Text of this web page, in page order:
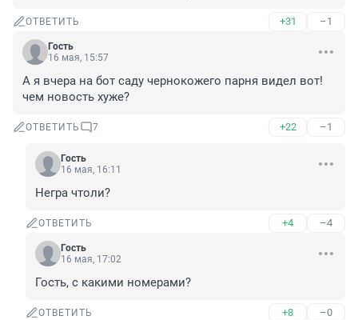
ОТВЕТИТЬ +31 –1
Гость
16 мая, 15:57
А я вчера на бот саду чернокожего парня видел вот!
чем новость хуже?
ОТВЕТИТЬ 7 +22 –1
Гость
16 мая, 16:11
Негра чтоли?
ОТВЕТИТЬ +4 –4
Гость
16 мая, 17:02
Гость, с какими номерами?
ОТВЕТИТЬ +8 –0